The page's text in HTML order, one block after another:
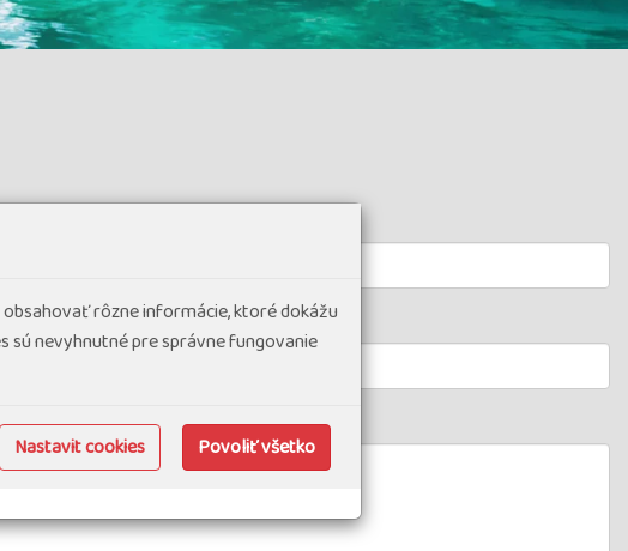
rôzne informácie, ktoré dokážu
nevyhnutné pre správne fungovanie
Nastavit cookies Povoliť všetko